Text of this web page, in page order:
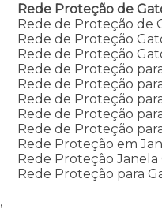
Rede Proteção de
Rede de Proteção de
Rede de Proteção
Rede de Proteção
Rede de Proteção
Rede de Proteção
Rede de Proteção
Rede de Proteção
Rede de Proteção
Rede Proteção em
Rede Proteção Janela
Rede Proteção para
,